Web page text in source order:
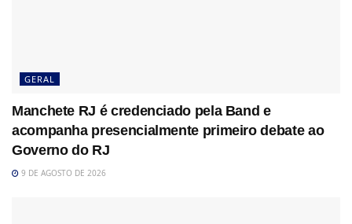
GERAL
Manchete RJ é credenciado pela Band e
acompanha presencialmente primeiro debate ao
Governo do RJ
9 DE AGOSTO DE 2026